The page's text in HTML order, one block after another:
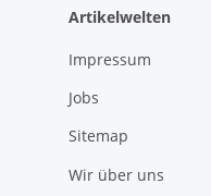
Artikelwelten
Impressum
Jobs
Sitemap
Wir über uns